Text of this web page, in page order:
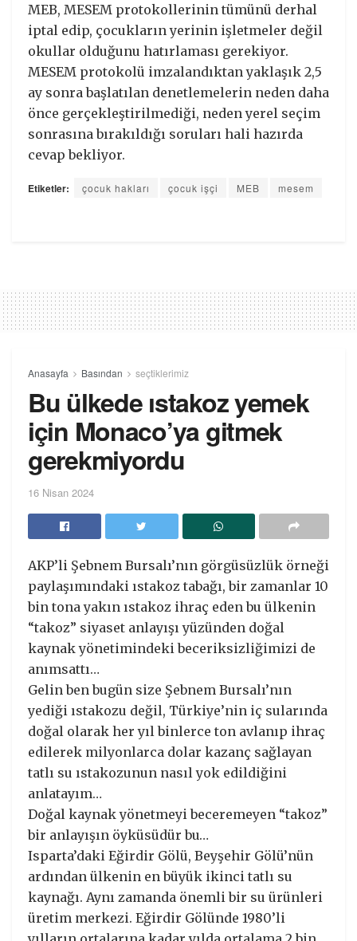
MEB, MESEM protokollerinin tümünü derhal
iptal edip, çocukların yerinin işletmeler değil
okullar olduğunu hatırlaması gerekiyor.
MESEM protokolü imzalandıktan yaklaşık 2,5
ay sonra başlatılan denetlemelerin neden daha
önce gerçekleştirilmediği, neden yerel seçim
sonrasına bırakıldığı soruları hali hazırda
cevap bekliyor.
Etiketler: çocuk hakları çocuk işçi MEB mesem
Anasayfa Basından seçtiklerimiz
Bu ülkede ıstakoz yemek
için Monaco’ya gitmek
gerekmiyordu
16 Nisan 2024
AKP’li Şebnem Bursalı’nın görgüsüzlük örneği
paylaşımındaki ıstakoz tabağı, bir zamanlar 10
bin tona yakın ıstakoz ihraç eden bu ülkenin
“takoz” siyaset anlayışı yüzünden doğal
kaynak yönetimindeki beceriksizliğimizi de
anımsattı…
Gelin ben bugün size Şebnem Bursalı’nın
yediği ıstakozu değil, Türkiye’nin iç sularında
doğal olarak her yıl binlerce ton avlanıp ihraç
edilerek milyonlarca dolar kazanç sağlayan
tatlı su ıstakozunun nasıl yok edildiğini
anlatayım…
Doğal kaynak yönetmeyi beceremeyen “takoz”
bir anlayışın öyküsüdür bu…
Isparta’daki Eğirdir Gölü, Beyşehir Gölü’nün
ardından ülkenin en büyük ikinci tatlı su
kaynağı. Aynı zamanda önemli bir su ürünleri
üretim merkezi. Eğirdir Gölünde 1980’li